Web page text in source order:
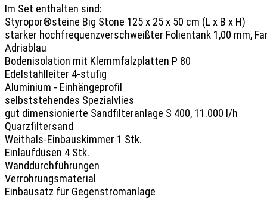
Im Set enthalten sind:
Styropor®steine Big Stone 125 x 25 x 50 cm (L x B x H)
starker hochfrequenzverschweißter Folientank 1,00 mm,
Adriablau
Bodenisolation mit Klemmfalzplatten P 80
Edelstahlleiter 4-stufig
Aluminium - Einhängeprofil
selbststehendes Spezialvlies
gut dimensionierte Sandfilteranlage S 400, 11.000 l/h
Quarzfiltersand
Weithals-Einbauskimmer 1 Stk.
Einlaufdüsen 4 Stk.
Wanddurchführungen
Verrohrungsmaterial
Einbausatz für Gegenstromanlage